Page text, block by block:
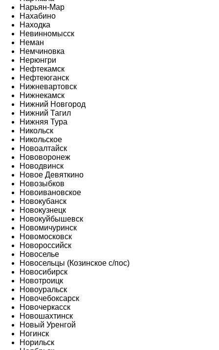
Нарьян-Мар
Нахабино
Находка
Невинномысск
Неман
Немчиновка
Нерюнгри
Нефтекамск
Нефтеюганск
Нижневартовск
Нижнекамск
Нижний Новгород
Нижний Тагил
Нижняя Тура
Никольск
Никольское
Новоалтайск
Нововоронеж
Новодвинск
Новое Девяткино
Новозыбков
Новоивановское
Новокубанск
Новокузнецк
Новокуйбышевск
Новомичуринск
Новомосковск
Новороссийск
Новоселье
Новосельцы (Козинское с/пос)
Новосибирск
Новотроицк
Новоуральск
Новочебоксарск
Новочеркасск
Новошахтинск
Новый Уренгой
Ногинск
Норильск